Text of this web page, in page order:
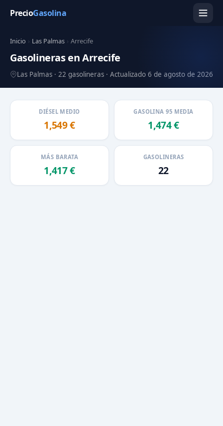
PrecioGasolina
Inicio › Las Palmas › Arrecife
Gasolineras en Arrecife
Las Palmas · 22 gasolineras · Actualizado 6 de agosto de 2026
DIÉSEL MEDIO
1,549 €
GASOLINA 95 MEDIA
1,474 €
MÁS BARATA
1,417 €
GASOLINERAS
22